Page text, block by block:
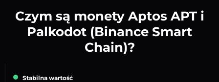
Czym są monety Aptos APT i
Palkodot (Binance Smart
Chain)?
Stabilna wartość